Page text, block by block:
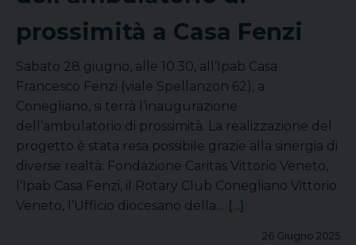
prossimità a Casa Fenzi
Sabato 28 giugno, alle 10.30, all’Ipab Casa
Francesco Fenzi (viale Spellanzon 62), a
Conegliano, si terrà l’inaugurazione
dell’ambulatorio di prossimità. La realizzazione del
progetto è stata resa possibile grazie alla sinergia di
diverse realtà: Fondazione Caritas Vittorio Veneto,
l’Ipab Casa Fenzi, il Rotary Club Conegliano Vittorio
Veneto, l’Ufficio diocesano della… [...]
26 Giugno 2025